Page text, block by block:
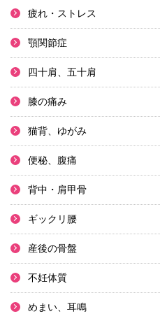
疲れ・ストレス
顎関節症
四十肩、五十肩
膝の痛み
猫背、ゆがみ
便秘、腹痛
背中・肩甲骨
ギックリ腰
産後の骨盤
不妊体質
めまい、耳鳴